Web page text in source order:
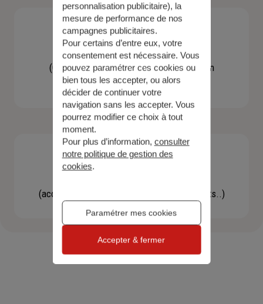
Contacter un agent
(Obtenir un devis, une information, faire un
bilan...)
(accéder à l'espace client, gérer mes contrats..)
personnalisation publicitaire), la
mesure de performance de nos
campagnes publicitaires.
Pour certains d’entre eux, votre
consentement est nécessaire. Vous
pouvez paramétrer ces cookies ou
bien tous les accepter, ou alors
décider de continuer votre
navigation sans les accepter. Vous
pourrez modifier ce choix à tout
moment.
Pour plus d’information, consulter
notre politique de gestion des
cookies.
Paramétrer mes cookies
Accepter & fermer